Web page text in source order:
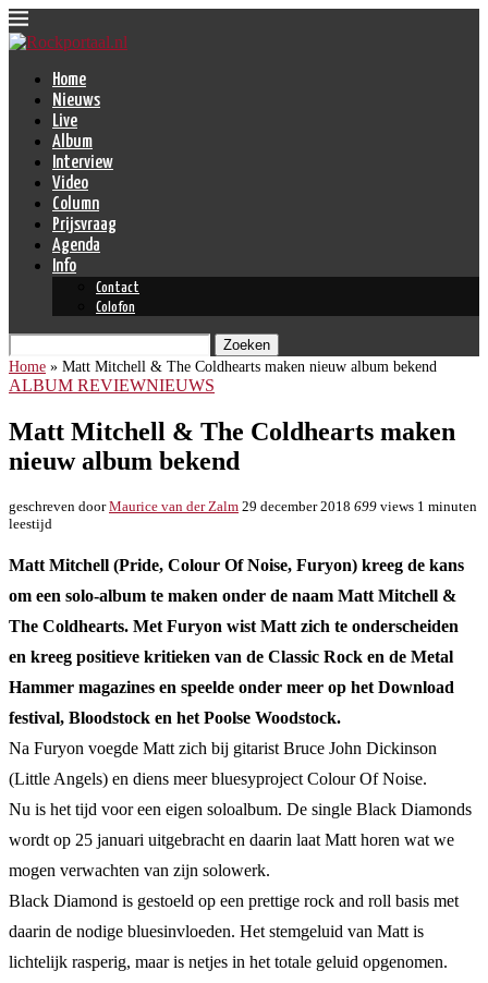
Home
Nieuws
Live
Album
Interview
Video
Column
Prijsvraag
Agenda
Info
Contact
Colofon
Zoeken
Home » Matt Mitchell & The Coldhearts maken nieuw album bekend
ALBUM REVIEWNIEUWS
Matt Mitchell & The Coldhearts maken
nieuw album bekend
geschreven doorMaurice van der Zalm 29 december 2018 699 views 1 minuten
leestijd
Matt Mitchell (Pride, Colour Of Noise, Furyon) kreeg de kans
om een solo-album te maken onder de naam Matt Mitchell &
The Coldhearts. Met Furyon wist Matt zich te onderscheiden
en kreeg positieve kritieken van de Classic Rock en de Metal
Hammer magazines en speelde onder meer op het Download
festival, Bloodstock en het Poolse Woodstock.
Na Furyon voegde Matt zich bij gitarist Bruce John Dickinson
(Little Angels) en diens meer bluesyproject Colour Of Noise.
Nu is het tijd voor een eigen soloalbum. De single Black Diamonds
wordt op 25 januari uitgebracht en daarin laat Matt horen wat we
mogen verwachten van zijn solowerk.
Black Diamond is gestoeld op een prettige rock and roll basis met
daarin de nodige bluesinvloeden. Het stemgeluid van Matt is
lichtelijk rasperig, maar is netjes in het totale geluid opgenomen.